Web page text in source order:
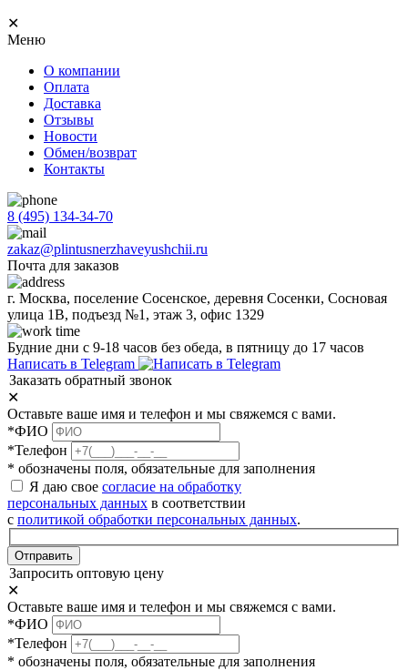
✕
Меню
О компании
Оплата
Доставка
Отзывы
Новости
Обмен/возврат
Контакты
8 (495) 134-34-70
zakaz@plintusnerzhaveyushchii.ru
Почта для заказов
г. Москва, поселение Сосенское, деревня Сосенки, Сосновая
улица 1В, подъезд №1, этаж 3, офис 1329
Будние дни с 9-18 часов без обеда, в пятницу до 17 часов
Написать в Telegram
Заказать обратный звонок
✕
Оставьте ваше имя и телефон и мы свяжемся с вами.
*ФИО
*Телефон
* обозначены поля, обязательные для заполнения
Я даю свое согласие на обработку
персональных данных в соответствии
с политикой обработки персональных данных.
Отправить
Запросить оптовую цену
✕
Оставьте ваше имя и телефон и мы свяжемся с вами.
*ФИО
*Телефон
* обозначены поля, обязательные для заполнения